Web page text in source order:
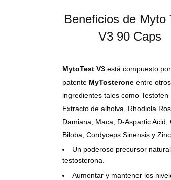
Beneficios de Myto
V3 90 Caps
MytoTest V3 está compuesto
patente MyTosterone entre otros
ingredientes tales como Testofen
Extracto de alholva, Rhodiola
Damiana, Maca, D-Aspartic Acid,
Biloba, Cordyceps Sinensis y Zinc.
Un poderoso precursor
testosterona.
Aumentar y mantener los